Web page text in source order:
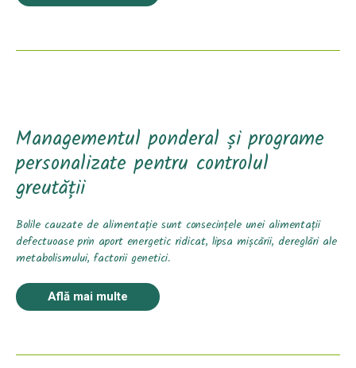
Managementul ponderal și programe
personalizate pentru controlul
greutății
Bolile cauzate de alimentație sunt consecințele unei alimentații
defectuoase prin aport energetic ridicat, lipsa mișcării, dereglări ale
metabolismului, factorii genetici.
Află mai multe